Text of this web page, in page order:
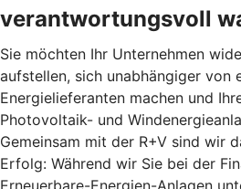
verantwortungsvoll
Sie möchten Ihr Unternehmen
aufstellen, sich unabhängiger von
Energielieferanten machen und
Photovoltaik- und
Gemeinsam mit der R+V sind wir
Erfolg: Während wir Sie bei der
Erneuerbare-Energien-Anlagen